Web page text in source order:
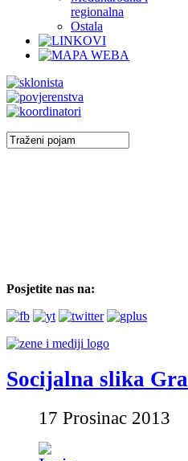
regionalna
Ostala
Posjetite nas na:
Socijalna slika
17 Prosinac 2013